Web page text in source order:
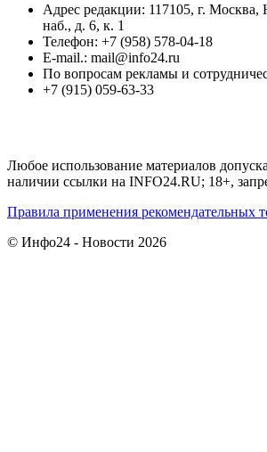
Адрес редакции: 117105, г. Москва,
наб., д. 6, к. 1
Телефон: +7 (958) 578-04-18
E-mail.: mail@info24.ru
По вопросам рекламы и
+7 (915) 059-63-33
Любое использование материалов
наличии ссылки на INFO24.RU; 18+,
Правила применения рекомендательных
© Инфо24 - Новости 2026